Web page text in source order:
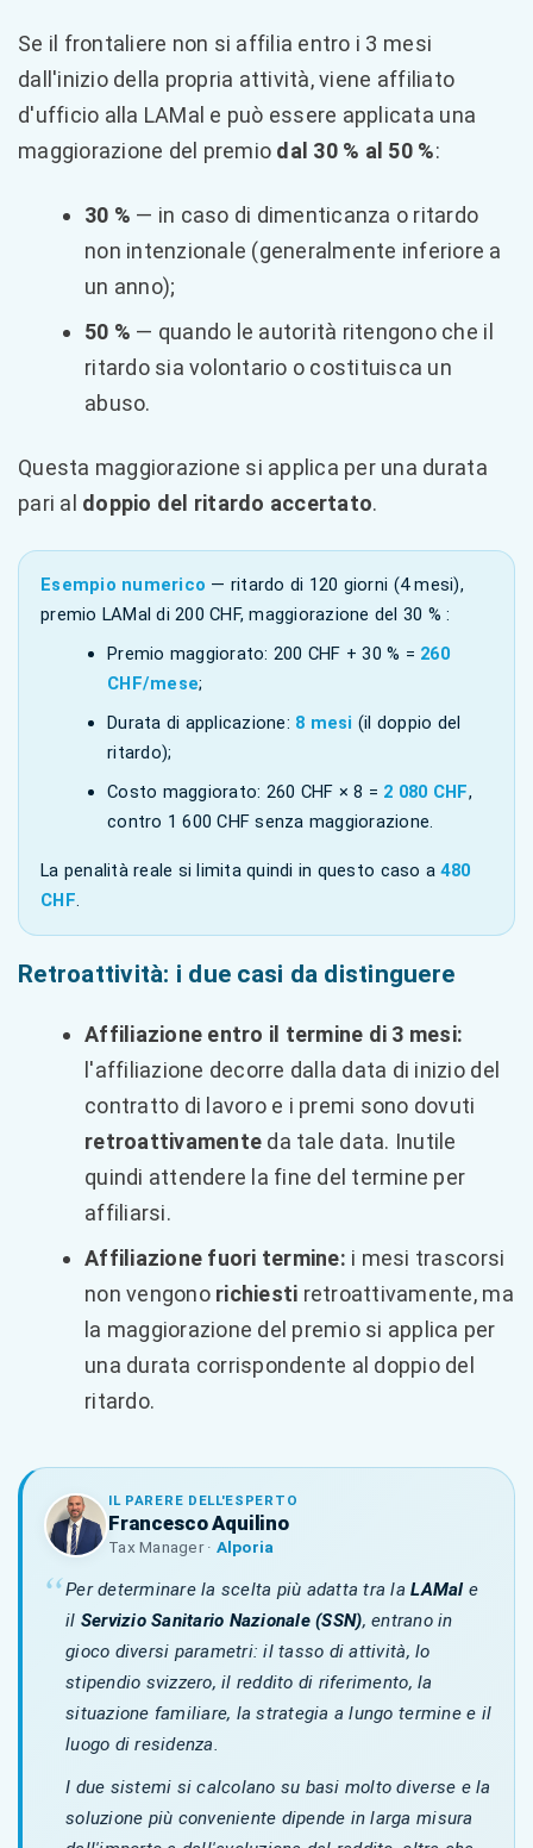
Se il frontaliere non si affilia entro i 3 mesi
dall'inizio della propria attività, viene affiliato
d'ufficio alla LAMal e può essere applicata una
maggiorazione del premio dal 30 % al 50 %:
30 % — in caso di dimenticanza o ritardo
non intenzionale (generalmente inferiore a
un anno);
50 % — quando le autorità ritengono che il
ritardo sia volontario o costituisca un
abuso.
Questa maggiorazione si applica per una durata
pari al doppio del ritardo accertato.
Esempio numerico — ritardo di 120 giorni (4 mesi),
premio LAMal di 200 CHF, maggiorazione del 30 % :
Premio maggiorato: 200 CHF + 30 % = 260
CHF/mese;
Durata di applicazione: 8 mesi (il doppio del
ritardo);
Costo maggiorato: 260 CHF × 8 = 2 080 CHF,
contro 1 600 CHF senza maggiorazione.
La penalità reale si limita quindi in questo caso a480
CHF.
Retroattività: i due casi da distinguere
Affiliazione entro il termine di 3 mesi:
l'affiliazione decorre dalla data di inizio del
contratto di lavoro e i premi sono dovuti
retroattivamente da tale data. Inutile
quindi attendere la fine del termine per
affiliarsi.
Affiliazione fuori termine: i mesi trascorsi
non vengono richiesti retroattivamente, ma
la maggiorazione del premio si applica per
una durata corrispondente al doppio del
ritardo.
IL PARERE DELL'ESPERTO
Francesco Aquilino
Tax Manager · Alporia
Per determinare la scelta più adatta tra laLAMale
il Servizio Sanitario Nazionale (SSN), entrano in
gioco diversi parametri: il tasso di attività, lo
stipendio svizzero, il reddito di riferimento, la
situazione familiare, la strategia a lungo termine e il
luogo di residenza.
I due sistemi si calcolano su basi molto diverse e la
soluzione più conveniente dipende in larga misura